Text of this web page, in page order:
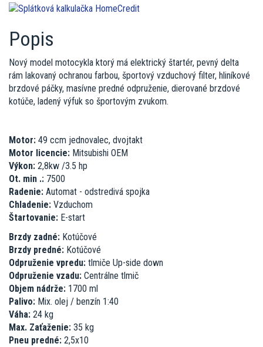
Popis
Nový model motocykla ktorý má elektrický štartér, pevný delta
rám lakovaný ochranou farbou, športový vzduchový filter, hliníkové
brzdové páčky, masívne predné odpruženie, dierované brzdové
kotúče, ladený výfuk so športovým zvukom.
Motor: 49 ccm jednovalec, dvojtakt
Motor licencie: Mitsubishi OEM
Výkon: 2,8kw /3.5 hp
Ot. min .: 7500
Radenie: Automat - odstredivá spojka
Chladenie: Vzduchom
Štartovanie: E-start
Brzdy zadné: Kotúčové
Brzdy predné: Kotúčové
Odpruženie vpredu: tlmiče Up-side down
Odpruženie vzadu: Centrálne tlmič
Objem nádrže: 1700 ml
Palivo: Mix. olej / benzín 1:40
Váha: 24 kg
Max. Zaťaženie: 35 kg
Pneu predné: 2,5x10